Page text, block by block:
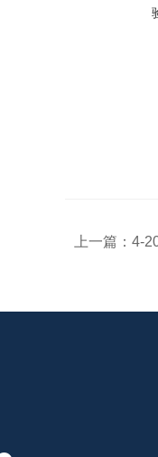
上一篇： 4-